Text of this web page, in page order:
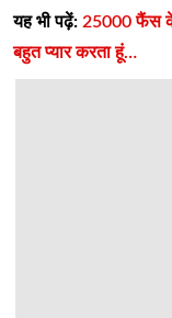
यह भी पढ़ें: 25000 फैंस
बहुत प्यार करता हूं…